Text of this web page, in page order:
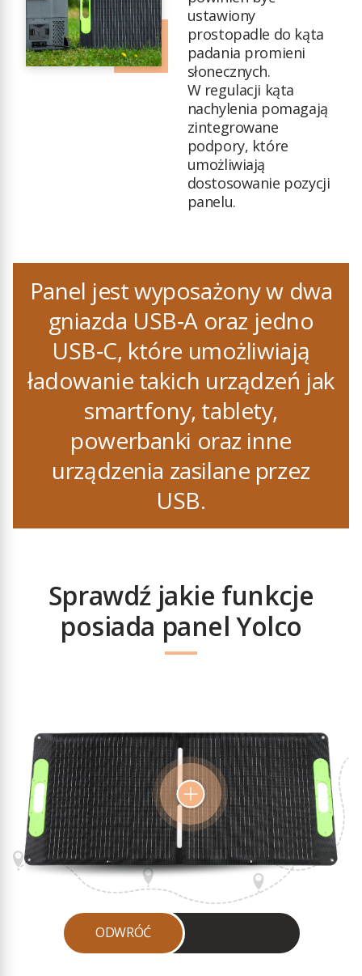
ustawiony
prostopadle do kąta
padania promieni
słonecznych.
W regulacji kąta
nachylenia pomagają
zintegrowane
podpory, które
umożliwiają
dostosowanie pozycji
panelu.
Panel jest wyposażony w dwa
gniazda USB‑A oraz jedno
USB‑C, które umożliwiają
ładowanie takich urządzeń jak
smartfony, tablety,
powerbanki oraz inne
urządzenia zasilane przez
USB.
Sprawdź jakie funkcje
posiada panel Yolco
ODWRÓĆ